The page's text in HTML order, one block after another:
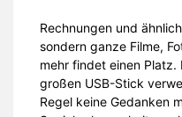
Rechnungen und
sondern ganze Filme,
mehr findet einen Platz.
großen USB-Stick
Regel keine Gedanken